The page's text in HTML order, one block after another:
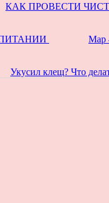
КАК ПРОВЕСТИ
Мар
Укусил клещ? Что